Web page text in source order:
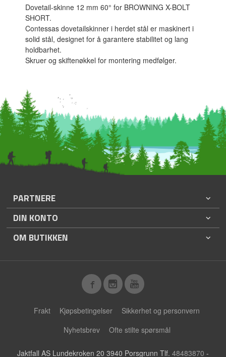
Dovetail-skinne 12 mm 60° for BROWNING X-BOLT
SHORT.
Contessas dovetailskinner i herdet stål er maskinert i
solid stål, designet for å garantere stabilitet og lang
holdbarhet.
Skruer og skiftenøkkel for montering medfølger.
PARTNERE
DIN KONTO
OM BUTIKKEN
Frakt Kjøpsbetingelser
Sikkerhet og personvern
Nyhetsbrev
Ofte stilte spørsmål
Jaktfall AS Lundekroken 20 3940 Porsgrunn Tlf. 48483870 -